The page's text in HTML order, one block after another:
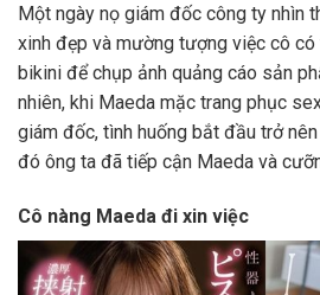
Một ngày nọ giám đốc công ty nhìn
xinh đẹp và mường tượng việc cô
bikini để chụp ảnh quảng cáo sản
nhiên, khi Maeda mặc trang phục
giám đốc, tình huống bắt đầu trở
đó ông ta đã tiếp cận Maeda và
Cô nàng Maeda đi xin việc